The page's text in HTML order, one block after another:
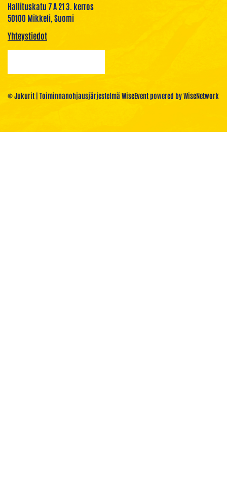
Hallituskatu 7 A 21 3. kerros
50100 Mikkeli, Suomi
Yhteystiedot
© Jukurit | Toiminnanohjausjärjestelmä WiseEventpowered byWiseNetwork